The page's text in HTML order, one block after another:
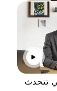
تتحدث
انقر